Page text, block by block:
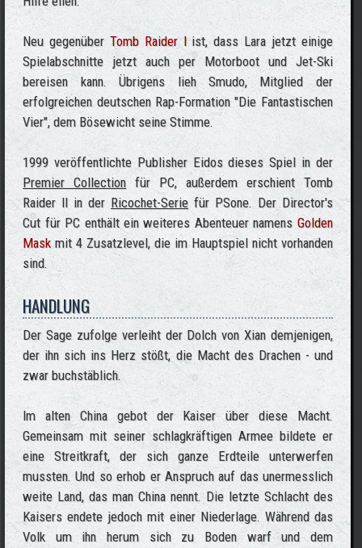
Neu gegenüber Tomb Raider Iist, dass Lara jetzt einige
Spielabschnitte jetzt auch per Motorboot und Jet-Ski
bereisen kann. Übrigens lieh Smudo, Mitglied der
erfolgreichen deutschen Rap-Formation "Die Fantastischen
Vier", dem Bösewicht seine Stimme.
1999 veröffentlichte Publisher Eidos dieses Spiel in der
Premier Collection für PC, außerdem erschient Tomb
Raider II in der Ricochet-Serie für PSone. Der Director's
Cut für PC enthält ein weiteres Abenteuer namens Golden
Mask mit 4 Zusatzlevel, die im Hauptspiel nicht vorhanden
sind.
HANDLUNG
Der Sage zufolge verleiht der Dolch von Xian demjenigen,
der ihn sich ins Herz stößt, die Macht des Drachen - und
zwar buchstäblich.
Im alten China gebot der Kaiser über diese Macht.
Gemeinsam mit seiner schlagkräftigen Armee bildete er
eine Streitkraft, der sich ganze Erdteile unterwerfen
mussten. Und so erhob er Anspruch auf das unermesslich
weite Land, das man China nennt. Die letzte Schlacht des
Kaisers endete jedoch mit einer Niederlage. Während das
Volk um ihn herum sich zu Boden warf und dem